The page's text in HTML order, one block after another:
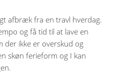
afbræk fra en travl hverdag.
og få tid til at lave en
der ikke er overskud og
skøn ferieform og I kan